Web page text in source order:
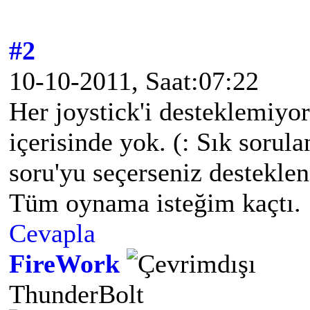
#2
10-10-2011, Saat:07:22
Her joystick'i
içerisinde yok. (: Sık
soru'yu seçerseniz
Tüm oynama isteğim kaçtı.
Cevapla
FireWork
ThunderBolt